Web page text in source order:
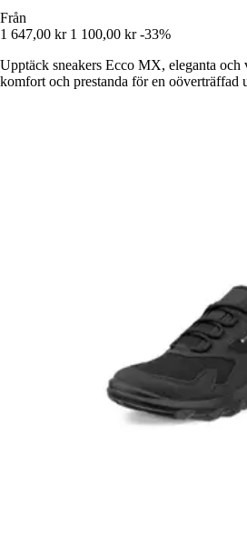
Från
1 647,00 kr 1 100,00 kr -33%
Upptäck sneakers Ecco MX, eleganta och
komfort och prestanda för en oöverträffad